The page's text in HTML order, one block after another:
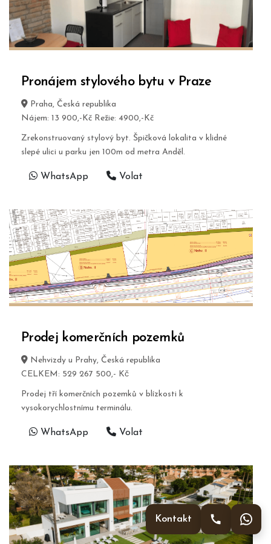
Pronájem stylového bytu v Praze
Praha, Česká republika
Nájem: 13 900,-Kč Režie: 4900,-Kč
Zrekonstruovaný stylový byt. Špičková lokalita v klidné
slepé ulici u parku jen 100m od metra Anděl.
WhatsApp Volat
Prodej komerčních pozemků
Nehvizdy u Prahy, Česká republika
CELKEM: 529 267 500,- Kč
Prodej tří komerčních pozemků v blízkosti k
vysokorychlostnímu terminálu.
WhatsApp Volat
Kontakt